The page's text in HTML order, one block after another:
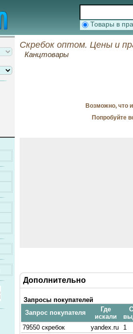
Товары в
Скребок оптом. Цены и
Канцтовары
Возможно, что
Попробуйте
Дополнительно
Запросы покупателей
Запрос покупателя
Где
искали
79550 скребок
yandex.ru
1